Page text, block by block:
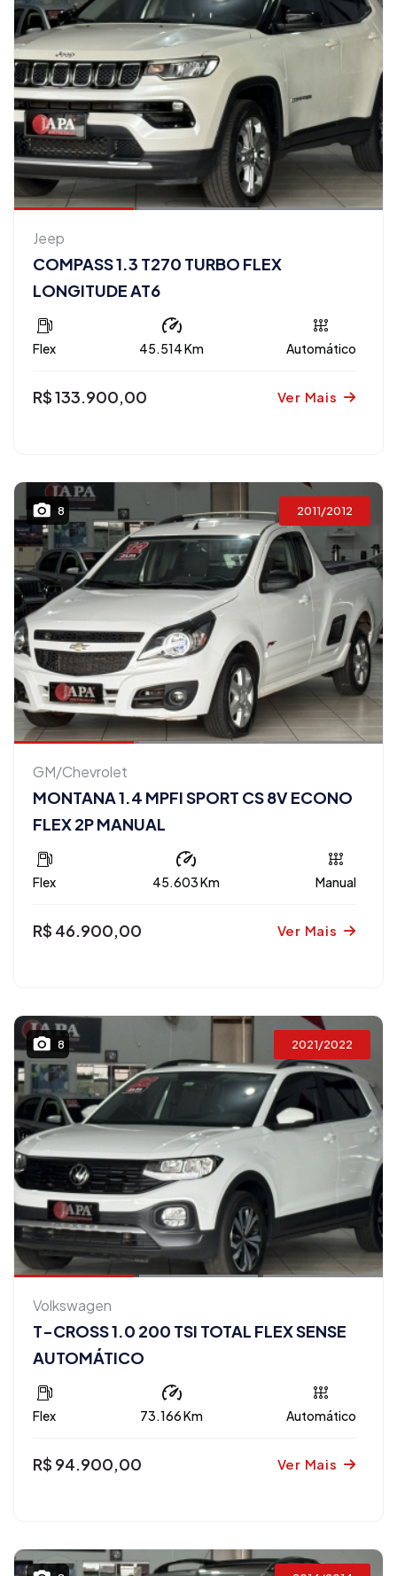
Jeep
COMPASS 1.3 T270 TURBO FLEX
LONGITUDE AT6
Flex 45.514 Km Automático
R$ 133.900,00 Ver Mais
8 2011/2012
GM/Chevrolet
MONTANA 1.4 MPFI SPORT CS 8V ECONO
FLEX 2P MANUAL
Flex 45.603 Km Manual
R$ 46.900,00 Ver Mais
8 2021/2022
Volkswagen
T-CROSS 1.0 200 TSI TOTAL FLEX SENSE
AUTOMÁTICO
Flex 73.166 Km Automático
R$ 94.900,00 Ver Mais